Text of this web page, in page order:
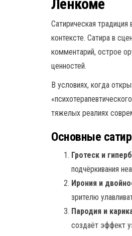
Ленкоме
Сатирическая
контексте. Сатира в
комментарий, острое
ценностей.
В условиях, когда
тяжелых реалиях
Основные
Гротеск и
подчёркивания
Ирония и
зрителю
Пародия и
создаёт эффект